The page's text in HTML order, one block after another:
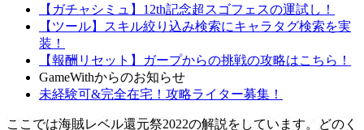
【ガチャシミュ】12th記念超スゴフェスの運試し！
【ツール】スキル絞り込み検索にキャラタグ検索を実
装！
【報酬リセット】ガープからの挑戦の攻略はこちら！
GameWithからのお知らせ
未経験可&完全在宅！攻略ライター募集！
ここでは海賊レベル還元祭2022の解説をしています。どのく